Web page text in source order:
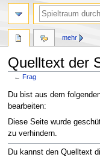
Quelltext der
← Frag
Zur
Navigation
springen
Zur
Suche
springen
Du bist aus dem
bearbeiten:
Diese Seite wurde
zu verhindern.
Du kannst den Quelltext
mehr